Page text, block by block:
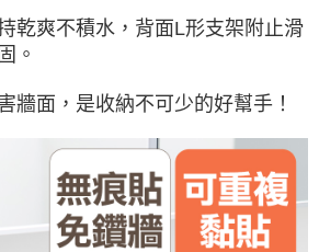
乾爽不積水，背面L形支架附止滑
。
牆面，是收納不可少的好幫手！